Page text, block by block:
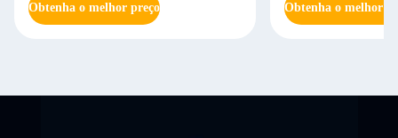
Obtenha o melhor preço Obtenha o melhor